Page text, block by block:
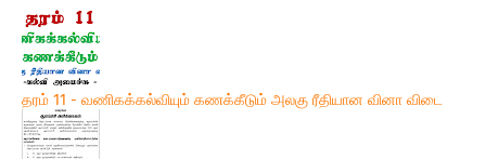
தரம் 11 - வணிகக்கல்வியும் கணக்கீடும் அலகு ரீதியான வினா விடை